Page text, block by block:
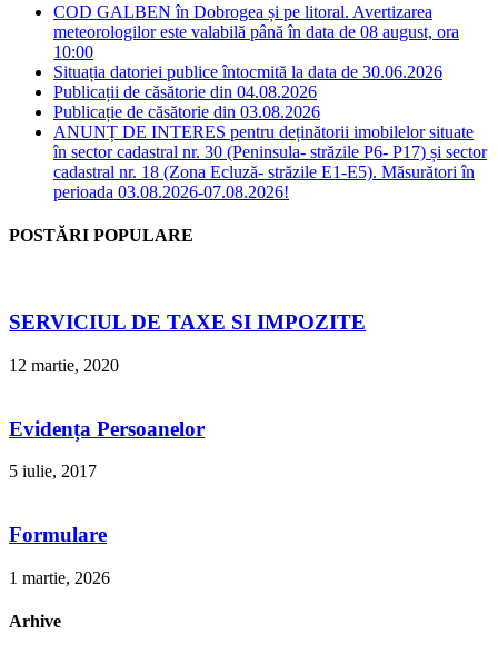
COD GALBEN în Dobrogea și pe litoral. Avertizarea
meteorologilor este valabilă până în data de 08 august, ora
10:00
Situația datoriei publice întocmită la data de 30.06.2026
Publicații de căsătorie din 04.08.2026
Publicație de căsătorie din 03.08.2026
ANUNȚ DE INTERES pentru deținătorii imobilelor situate
în sector cadastral nr. 30 (Peninsula- străzile P6- P17) și sector
cadastral nr. 18 (Zona Ecluză- străzile E1-E5). Măsurători în
perioada 03.08.2026-07.08.2026!
POSTĂRI POPULARE
SERVICIUL DE TAXE SI IMPOZITE
12 martie, 2020
Evidența Persoanelor
5 iulie, 2017
Formulare
1 martie, 2026
Arhive